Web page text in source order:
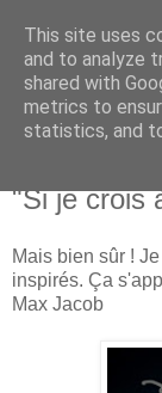
artiste peintre
mardi 4 août
"Si je crois
Mais bien sûr !
inspirés. Ça
Max Jacob
This site uses
and to analyze
shared with
metrics to
statistics, and